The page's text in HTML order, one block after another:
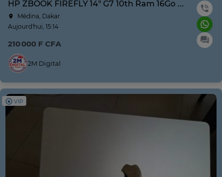
HP ZBOOK FIREFLY 14" G7 10th Ram 16Go Disque 256G Ssd
Médina, Dakar
Aujourd'hui, 15:14
210 000 F CFA
2M Digital
VIP